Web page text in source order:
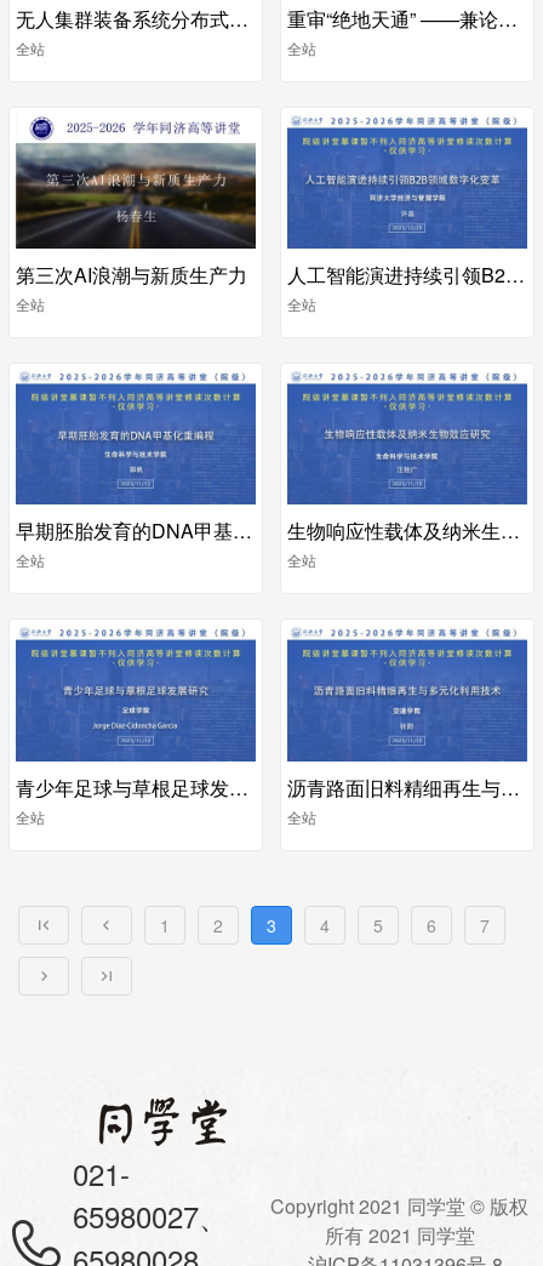
无人集群装备系统分布式群智决策与控制
全站
重审“绝地天通” ——兼论20世纪以来中国学术史存在的问题
全站
第三次AI浪潮与新质生产力
全站
人工智能演进持续引领B2B领域数字化变革
全站
早期胚胎发育的DNA甲基化重编程
全站
生物响应性载体及纳米生物效应研究
全站
青少年足球与草根足球发展研究
全站
沥青路面旧料精细再生与多元化利用技术
全站
1 2 3 4 5 6 7
021-
65980027、
Copyright 2021 同学堂 © 版权
所有 2021 同学堂